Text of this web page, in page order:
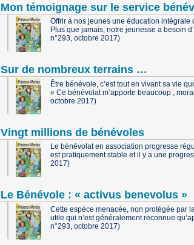
Mon témoignage sur le service
Offrir à nos jeunes une éducation
Plus que jamais, notre jeunesse a besoin
n°293, octobre 2017)
Sur de nombreux terrains …
Être bénévole, c’est tout en vivant sa vie
« Ce bénévolat m’apporte beaucoup ;
octobre 2017)
Vingt millions de bénévoles
Le bénévolat en association progresse
est pratiquement stable et il y a une
2017)
Le Bénévole : « activus benevolus »
Cette espèce menacée, non protégée par
utile qui n’est généralement reconnue
n°293, octobre 2017)